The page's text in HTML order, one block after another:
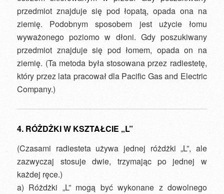
przedmiot znajduje się pod łopatą, opada ona na
ziemię. Podobnym sposobem jest użycie łomu
wyważonego poziomo w dłoni. Gdy poszukiwany
przedmiot znajduje się pod łomem, opada on na
ziemię. (Ta metoda była stosowana przez radiestetę,
który przez lata pracował dla Pacific Gas and Electric
Company.)
4. RÓŻDŻKI W KSZTAŁCIE „L”
(Czasami radiesteta używa jednej różdżki „L”, ale
zazwyczaj stosuje dwie, trzymając po jednej w
każdej ręce.)
a) Różdżki „L” mogą być wykonane z dowolnego